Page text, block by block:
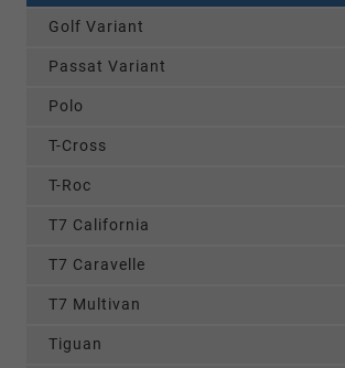
Golf Variant
Passat Variant
Polo
T-Cross
T-Roc
T7 California
T7 Caravelle
T7 Multivan
Tiguan